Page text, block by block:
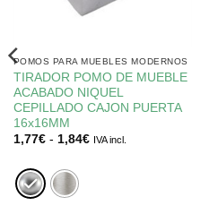
POMOS PARA MUEBLES MODERNOS
TIRADOR POMO DE MUEBLE
ACABADO NIQUEL
CEPILLADO CAJON PUERTA
16x16MM
1,77€ - 1,84€Rango
IVA incl.